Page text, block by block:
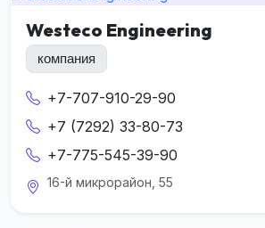
Westeco Engineering
компания
+7-707-910-29-90
+7 (7292) 33-80-73
+7-775-545-39-90
16-й микрорайон, 55